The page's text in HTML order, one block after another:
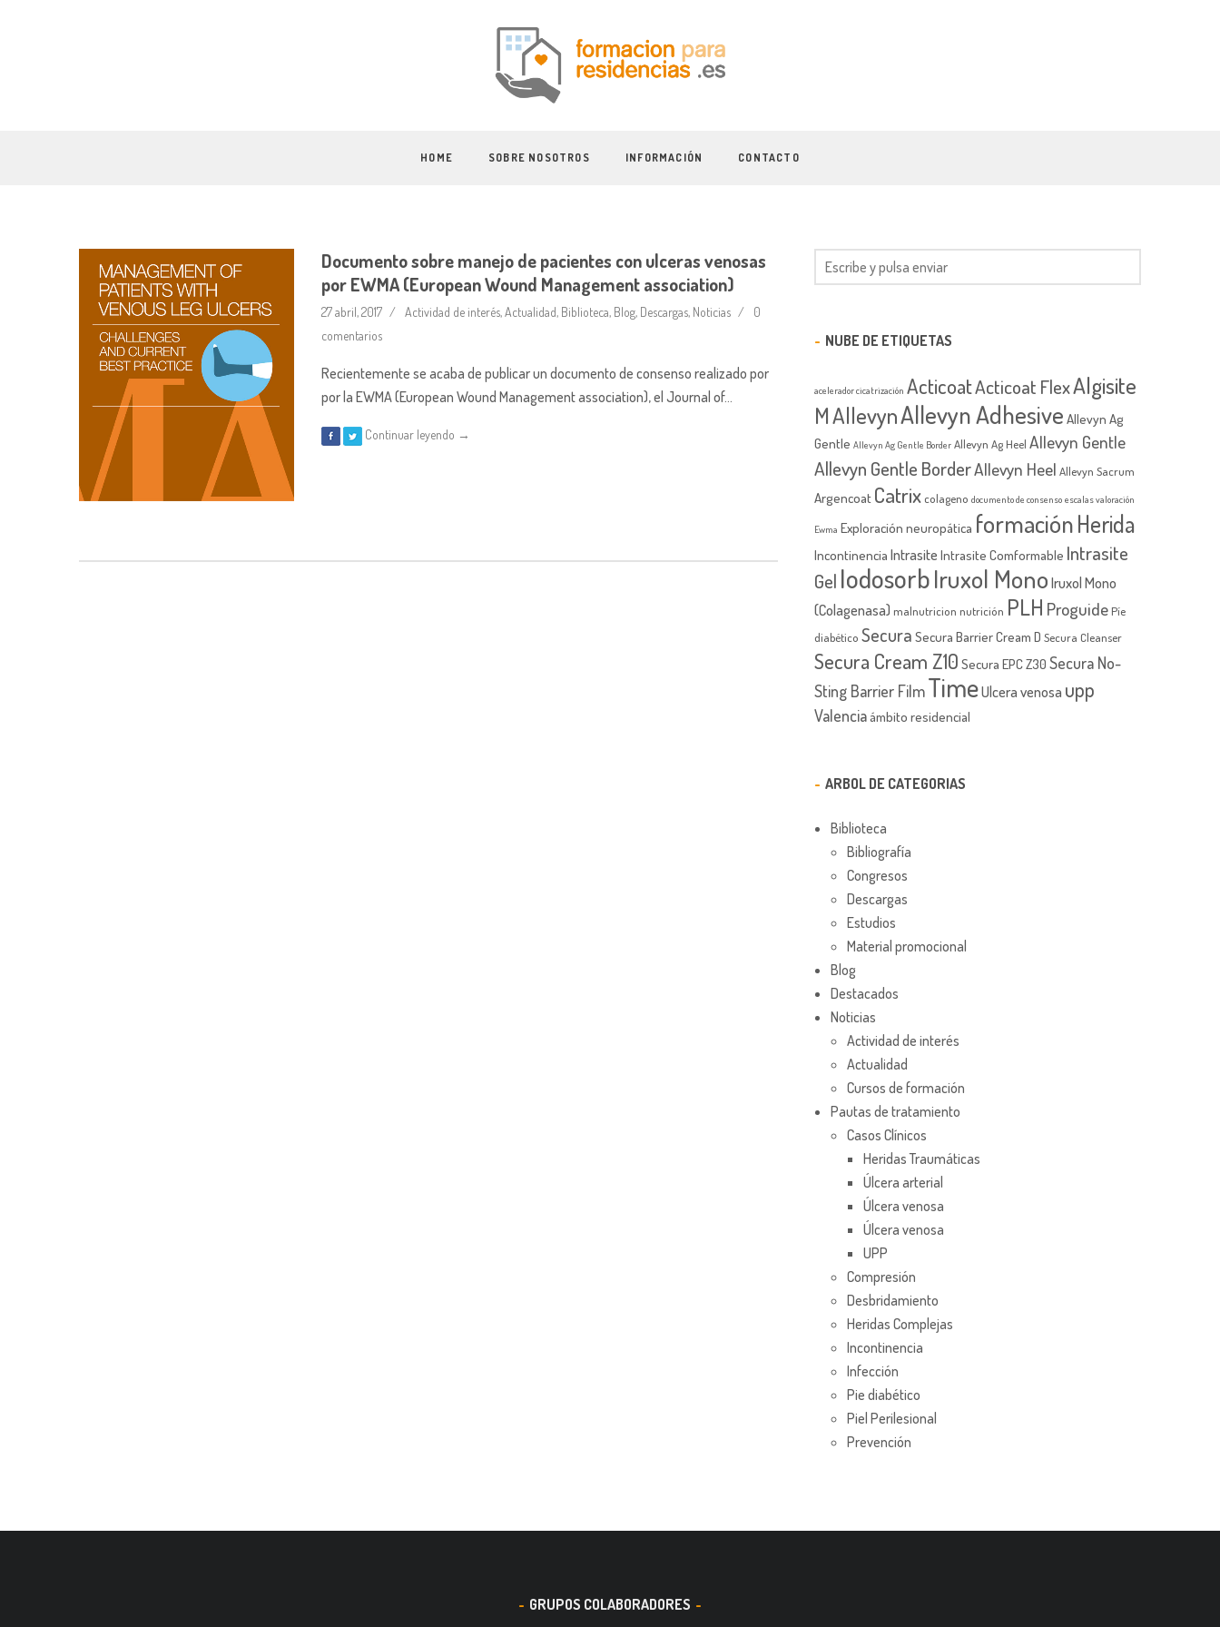
HOME SOBRE NOSOTROS INFORMACIÓN CONTACTO
Documento sobre manejo de pacientes con ulceras venosas
por EWMA (European Wound Management association)
27 abril, 2017 Actividad de interés,Actualidad, Biblioteca, Blog, Descargas, Noticias
0
comentarios
Recientemente se acaba de publicar un documento de consenso realizado por
por la EWMA (European Wound Management association), el Journal of…
Continuar leyendo →
NUBE DE ETIQUETAS
acelerador cicatrización ActicoatActicoat FlexAlgisite
MAllevynAllevyn Adhesive Allevyn Ag
Gentle Allevyn Ag Gentle Border Allevyn Ag Heel Allevyn Gentle
Allevyn Gentle BorderAllevyn Heel Allevyn Sacrum
Argencoat Catrix colageno documento de consenso escalas valoración
Ewma Exploración neuropática formaciónHerida
Incontinencia Intrasite Intrasite Comformable Intrasite
Gel IodosorbIruxol MonoIruxol Mono
(Colagenasa) malnutricion nutrición PLH Proguide Píe
diabético Secura Secura Barrier Cream D Secura Cleanser
Secura Cream Z10 Secura EPC Z30 Secura No-
Sting Barrier FilmTimeUlcera venosa upp
Valenciaámbito residencial
ARBOL DE CATEGORIAS
Biblioteca
Bibliografía
Congresos
Descargas
Estudios
Material promocional
Blog
Destacados
Noticias
Actividad de interés
Actualidad
Cursos de formación
Pautas de tratamiento
Casos Clínicos
Heridas Traumáticas
Úlcera arterial
Úlcera venosa
Úlcera venosa
UPP
Compresión
Desbridamiento
Heridas Complejas
Incontinencia
Infección
Pie diabético
Piel Perilesional
Prevención
GRUPOS COLABORADORES